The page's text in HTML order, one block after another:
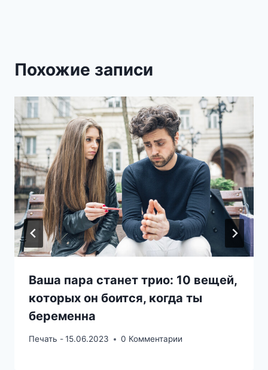
Похожие записи
Ваша пара станет трио: 10 вещей,
которых он боится, когда ты
беременна
Печать -15.06.2023 0 Комментарии